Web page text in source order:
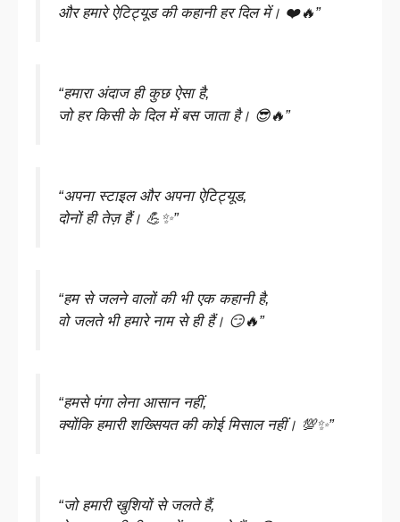
और हमारे ऐटिट्यूड की कहानी हर दिल में। ❤️🔥”
“हमारा अंदाज ही कुछ ऐसा है,
जो हर किसी के दिल में बस जाता है। 😎🔥”
“अपना स्टाइल और अपना ऐटिट्यूड,
दोनों ही तेज़ हैं। 💪✨”
“हम से जलने वालों की भी एक कहानी है,
वो जलते भी हमारे नाम से ही हैं। 😏🔥”
“हमसे पंगा लेना आसान नहीं,
क्योंकि हमारी शख्सियत की कोई मिसाल नहीं। 💯✨”
“जो हमारी खुशियों से जलते हैं,